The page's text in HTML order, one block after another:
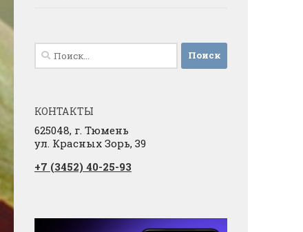
Найти:
КОНТАКТЫ
625048, г. Тюмень
ул. Красных Зорь, 39
+7 (3452) 40-25-93